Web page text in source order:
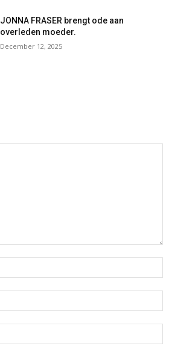
JONNA FRASER brengt ode aan
overleden moeder.
December 12, 2025